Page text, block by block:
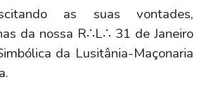
as suas vontades,
da nossa R∴L∴ 31 de Janeiro
da Lusitânia-Maçonaria